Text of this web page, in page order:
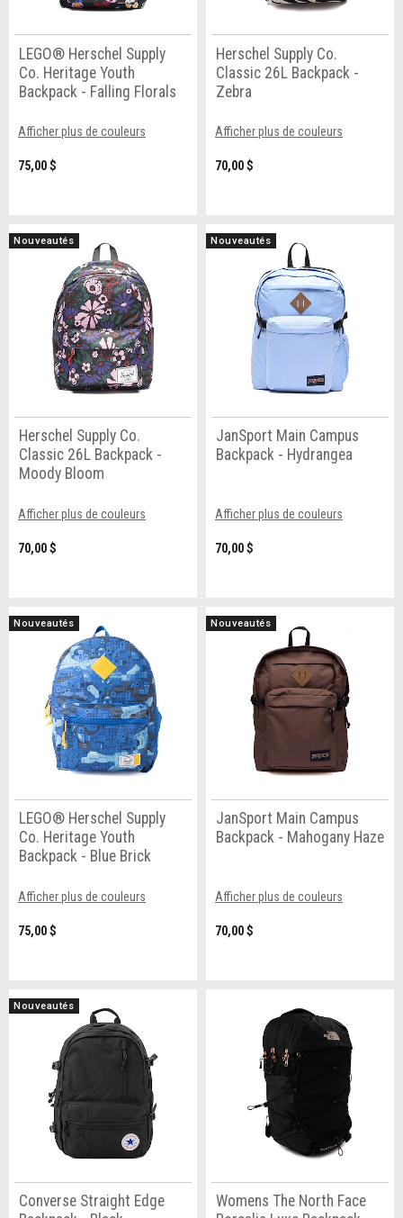
LEGO® Herschel Supply
Co. Heritage Youth
Backpack - Falling Florals
Afficher plus de couleurs
75,00 $
Herschel Supply Co.
Classic 26L Backpack -
Zebra
Afficher plus de couleurs
70,00 $
Nouveautés
Herschel Supply Co.
Classic 26L Backpack -
Moody Bloom
Afficher plus de couleurs
70,00 $
Nouveautés
JanSport Main Campus
Backpack - Hydrangea
Afficher plus de couleurs
70,00 $
Nouveautés
LEGO® Herschel Supply
Co. Heritage Youth
Backpack - Blue Brick
Afficher plus de couleurs
75,00 $
Nouveautés
JanSport Main Campus
Backpack - Mahogany Haze
Afficher plus de couleurs
70,00 $
Nouveautés
Converse Straight Edge
Womens The North Face